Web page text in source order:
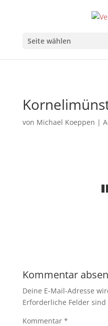
Seite wählen
von Michael Koeppen |
Kommentar
Deine E-Mail-Adresse
Erforderliche Felder
Kommentar *